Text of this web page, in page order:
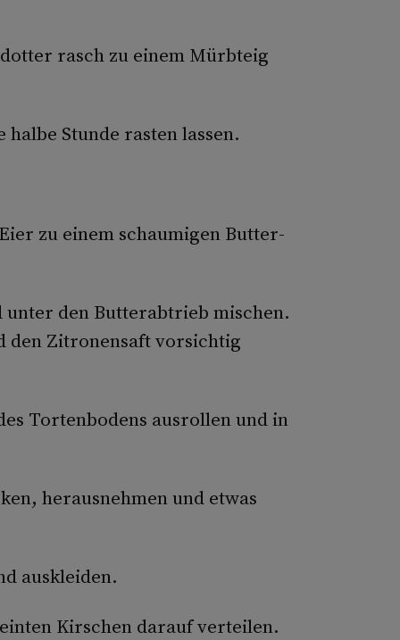
rasch zu einem Mürbteig
Stunde rasten lassen.
zu einem schaumigen Butter­
den Butterabtrieb mi­schen.
den Zitronensaft vor­sichtig
Tortenbodens ausrollen und in
herausnehmen und etwas
auskleiden.
Kirschen darauf verteilen.